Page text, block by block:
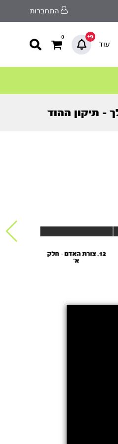
התחברות
עוד
9+
0
12. צורת האדם - חלק
א'